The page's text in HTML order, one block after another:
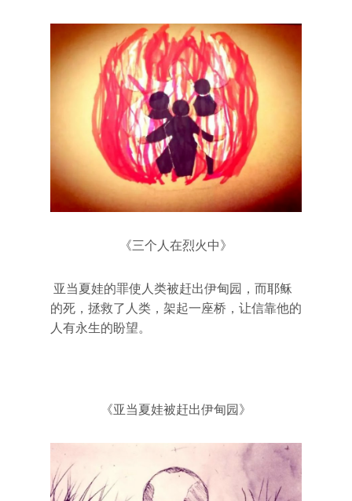
《三个人在烈火中》
亚当夏娃的罪使人类被赶出伊甸园，而耶稣
的死，拯救了人类，架起一座桥，让信靠他的
人有永生的盼望。
《亚当夏娃被赶出伊甸园》